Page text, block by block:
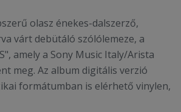
olasz énekes-dalszerző,
várt debütáló szólólemeze, a
amely a Sony Music Italy/Arista
meg. Az album digitális verzió
formátumban is elérhető vinylen,